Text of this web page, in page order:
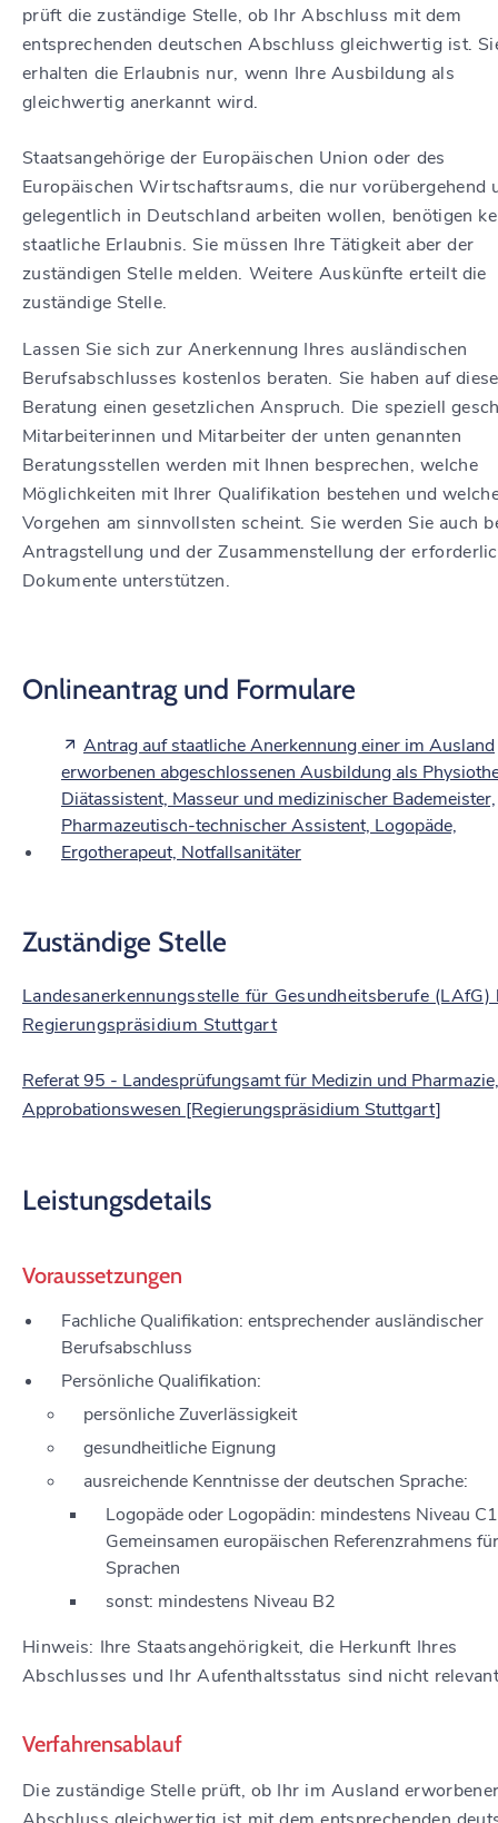
prüft die zuständige Stelle, ob Ihr Abschluss mit dem
entsprechenden deutschen Abschluss gleichwertig ist.
erhalten die Erlaubnis nur, wenn Ihre Ausbildung als
gleichwertig anerkannt wird.
Staatsangehörige der Europäischen Union oder des
Europäischen Wirtschaftsraums, die nur vorübergehend
gelegentlich in Deutschland arbeiten wollen, benötigen
staatliche Erlaubnis. Sie müssen Ihre Tätigkeit aber der
zuständigen Stelle melden. Weitere Auskünfte erteilt die
zuständige Stelle.
Lassen Sie sich zur Anerkennung Ihres ausländischen
Berufsabschlusses kostenlos beraten. Sie haben auf diese
Beratung einen gesetzlichen Anspruch. Die speziell
Mitarbeiterinnen und Mitarbeiter der unten genannten
Beratungsstellen werden mit Ihnen besprechen, welche
Möglichkeiten mit Ihrer Qualifikation bestehen und
Vorgehen am sinnvollsten scheint. Sie werden Sie auch
Antragstellung und der Zusammenstellung der
Dokumente unterstützen.
Onlineantrag und Formulare
Antrag auf staatliche Anerkennung einer im Ausland
erworbenen abgeschlossenen Ausbildung als
Diätassistent, Masseur und medizinischer Bademeister,
Pharmazeutisch-technischer Assistent, Logopäde,
Ergotherapeut, Notfallsanitäter
Zuständige Stelle
Landesanerkennungsstelle für Gesundheitsberufe (LAfG)
Regierungspräsidium Stuttgart
Referat 95 - Landesprüfungsamt für Medizin und Pharmazie,
Approbationswesen [Regierungspräsidium Stuttgart]
Leistungsdetails
Voraussetzungen
Fachliche Qualifikation: entsprechender ausländischer
Berufsabschluss
Persönliche Qualifikation:
persönliche Zuverlässigkeit
gesundheitliche Eignung
ausreichende Kenntnisse der deutschen Sprache:
Logopäde oder Logopädin: mindestens Niveau
Gemeinsamen europäischen Referenzrahmens für
Sprachen
sonst: mindestens Niveau B2
Hinweis: Ihre Staatsangehörigkeit, die Herkunft Ihres
Abschlusses und Ihr Aufenthaltsstatus sind nicht
Verfahrensablauf
Die zuständige Stelle prüft, ob Ihr im Ausland